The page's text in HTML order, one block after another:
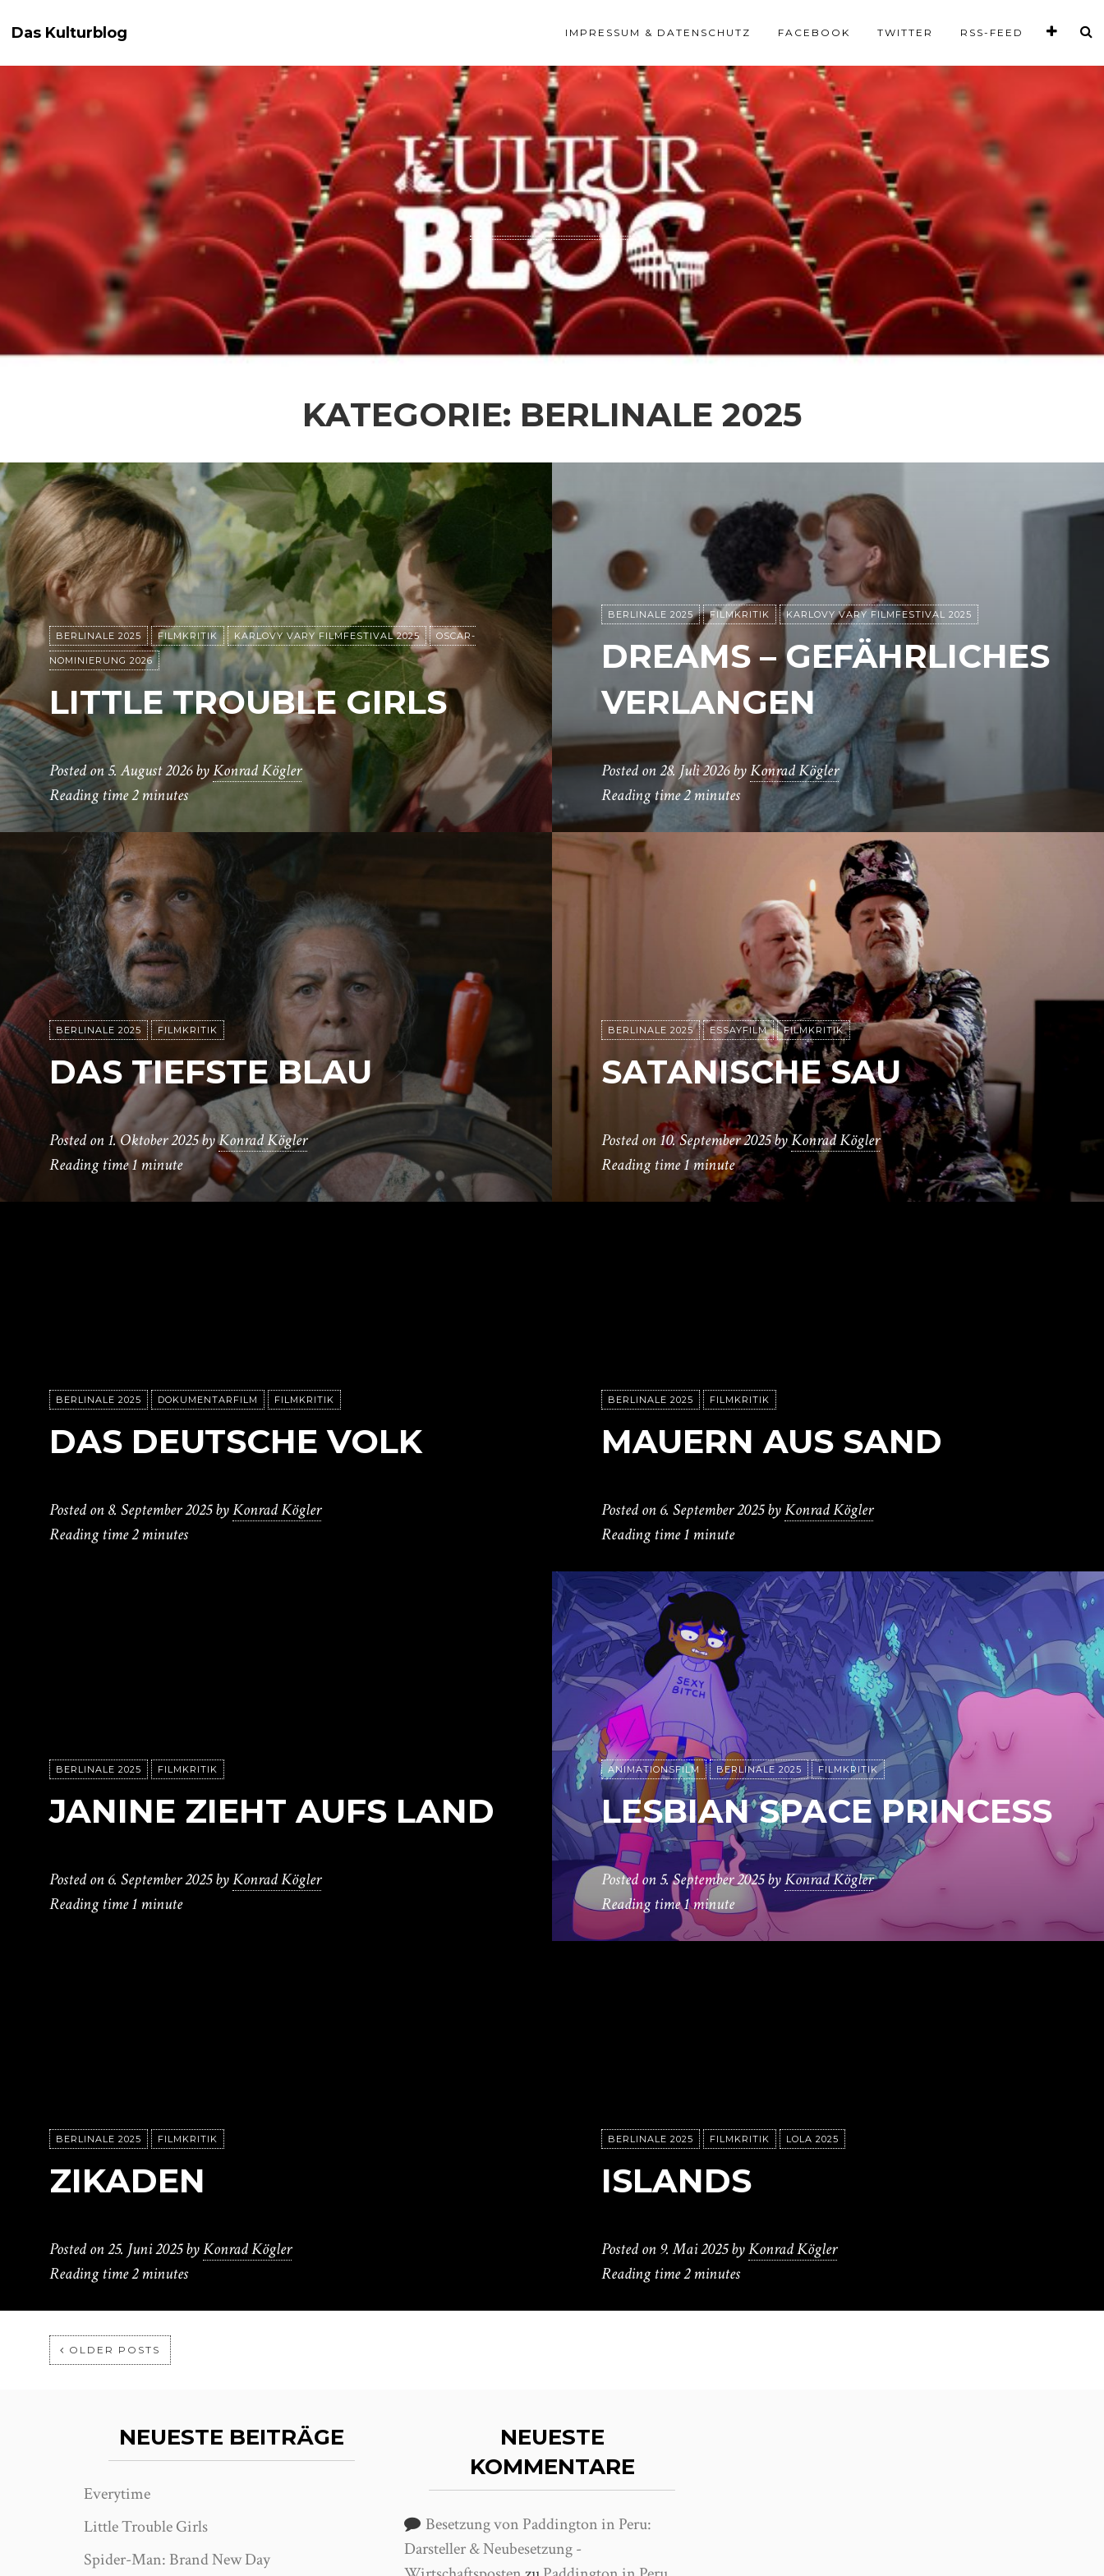
Das Kulturblog IMPRESSUM & DATENSCHUTZ FACEBOOK TWITTER RSS-FEED
KATEGORIE: BERLINALE 2025
BERLINALE 2025 FILMKRITIK KARLOVY VARY FILMFESTIVAL 2025 OSCAR-
NOMINIERUNG 2026
LITTLE TROUBLE GIRLS
Posted on5. August 2026byKonrad Kögler
Reading time2 minutes
BERLINALE 2025 FILMKRITIK KARLOVY VARY FILMFESTIVAL 2025
DREAMS – GEFÄHRLICHES
VERLANGEN
Posted on28. Juli 2026byKonrad Kögler
Reading time2 minutes
BERLINALE 2025 FILMKRITIK
DAS TIEFSTE BLAU
Posted on1. Oktober 2025byKonrad Kögler
Reading time1 minute
BERLINALE 2025 ESSAYFILM FILMKRITIK
SATANISCHE SAU
Posted on10. September 2025byKonrad Kögler
Reading time1 minute
BERLINALE 2025 DOKUMENTARFILM FILMKRITIK
DAS DEUTSCHE VOLK
Posted on8. September 2025byKonrad Kögler
Reading time2 minutes
BERLINALE 2025 FILMKRITIK
MAUERN AUS SAND
Posted on6. September 2025byKonrad Kögler
Reading time1 minute
BERLINALE 2025 FILMKRITIK
JANINE ZIEHT AUFS LAND
Posted on6. September 2025byKonrad Kögler
Reading time1 minute
ANIMATIONSFILM BERLINALE 2025 FILMKRITIK
LESBIAN SPACE PRINCESS
Posted on5. September 2025byKonrad Kögler
Reading time1 minute
BERLINALE 2025 FILMKRITIK
ZIKADEN
Posted on25. Juni 2025byKonrad Kögler
Reading time2 minutes
BERLINALE 2025 FILMKRITIK LOLA 2025
ISLANDS
Posted on9. Mai 2025byKonrad Kögler
Reading time2 minutes
OLDER POSTS
NEUESTE BEITRÄGE
Everytime
Little Trouble Girls
Spider-Man: Brand New Day
NEUESTE
KOMMENTARE
Besetzung von Paddington in Peru:
Darsteller & Neubesetzung -